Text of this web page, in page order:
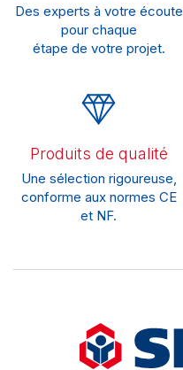
Des experts à votre écoute
pour chaque
étape de votre projet.
Produits de qualité
Une sélection rigoureuse,
conforme aux normes CE
et NF.